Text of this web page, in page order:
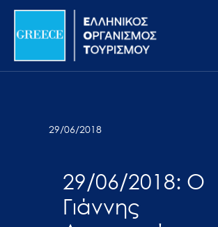
Σημείωση:
ιστότοπος
προσβασιμότητας.
Μετάβαση
περιεχόμενο
29/06/2018
29/06/2018: Ο
Γιάννης